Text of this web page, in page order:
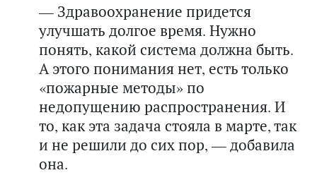
— Здравоохранение придется
улучшать долгое время. Нужно
понять, какой система должна быть.
А этого понимания нет, есть только
«пожарные методы» по
недопущению распространения. И
то, как эта задача стояла в марте, так
и не решили до сих пор, — добавила
она.